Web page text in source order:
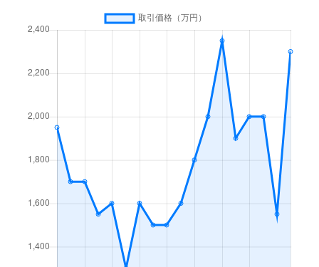
3,100万円 東静岡
徒歩5分
曲金
徒歩8分
曲金
東静岡
徒歩3分
東静岡
徒歩8分
東静岡
徒歩5分
4,400万円 東静岡
徒歩5分
南町
5,200万円